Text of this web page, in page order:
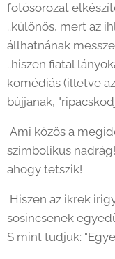
fotósorozat
..különös, mert az
állhatnának
..hiszen fiatal
komédiás (illetve
bújjanak,
Ami közös a
szimbolikus
ahogy tetszik!
Hiszen az ikrek
sosincsenek
S mint tudjuk: